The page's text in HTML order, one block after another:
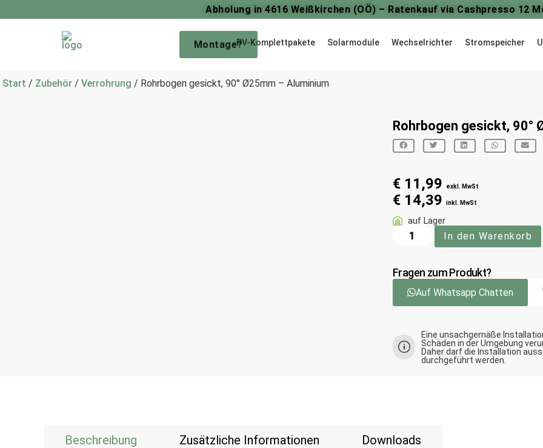
Abholung in 4616 Weißkirchen (OÖ) – Ratenkauf via Cashpresso 12
Montage?PV-Komplettpakete Solarmodule Wechselrichter Stromspeicher
Start / Zubehör / Verrohrung / Rohrbogen gesickt, 90° Ø25mm – Aluminium
Rohrbogen gesickt, 90°
€ 11,99 exkl. MwSt
€ 14,39 inkl. MwSt
auf Lager
In den Warenkorb
Fragen zum Produkt?
Auf Whatsapp Chatten
Eine unsachgemäße
Schäden in der Umgebung
Daher darf die Installation
durchgeführt werden.
Beschreibung Zusätzliche Informationen Downloads